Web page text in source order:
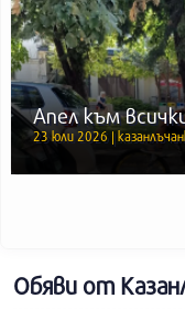
Апел към
23 юли 2026 |
Обяви от